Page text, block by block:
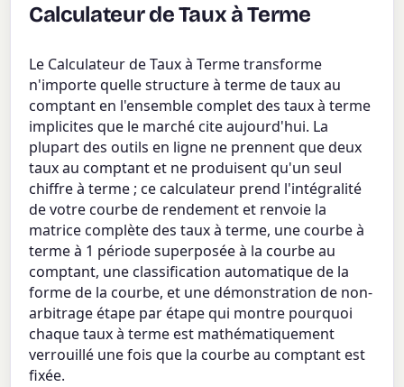
Calculateur de Taux à Terme
Le Calculateur de Taux à Terme transforme
n'importe quelle structure à terme de taux au
comptant en l'ensemble complet des taux à terme
implicites que le marché cite aujourd'hui. La
plupart des outils en ligne ne prennent que deux
taux au comptant et ne produisent qu'un seul
chiffre à terme ; ce calculateur prend l'intégralité
de votre courbe de rendement et renvoie la
matrice complète des taux à terme, une courbe à
terme à 1 période superposée à la courbe au
comptant, une classification automatique de la
forme de la courbe, et une démonstration de non-
arbitrage étape par étape qui montre pourquoi
chaque taux à terme est mathématiquement
verrouillé une fois que la courbe au comptant est
fixée.